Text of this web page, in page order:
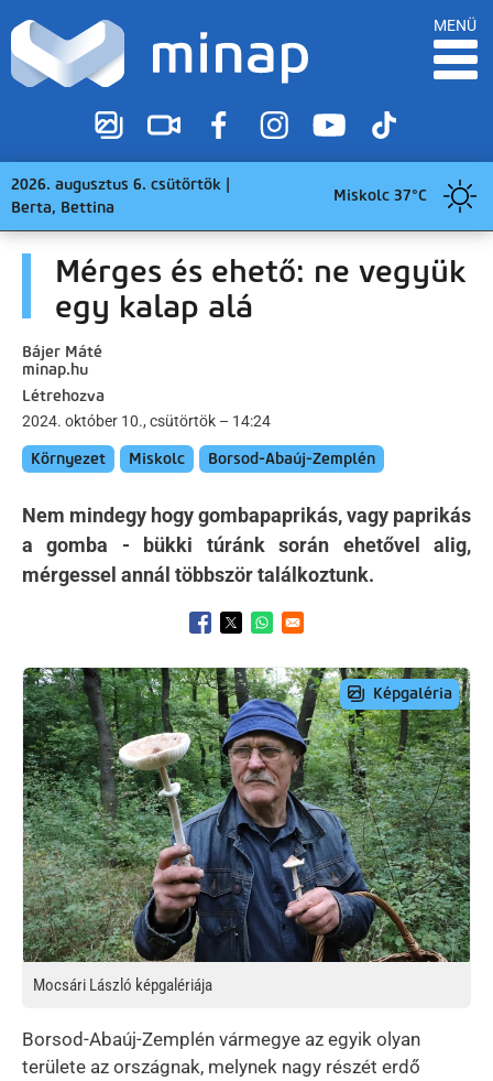
MENÜ
2026. augusztus 6. csütörtök |
Berta, Bettina
Miskolc 37°C
Mérges és ehető: ne vegyük
egy kalap alá
Bájer Máté
minap.hu
Létrehozva
2024. október 10., csütörtök – 14:24
Környezet Miskolc Borsod-Abaúj-Zemplén
Nem mindegy hogy gombapaprikás, vagy paprikás
a gomba - bükki túránk során ehetővel alig,
mérgessel annál többször találkoztunk.
Opens in a new window
Opens in a new window
Opens in a new window
Preview Image
Mocsári László képgalériája
Borsod-Abaúj-Zemplén vármegye az egyik olyan
területe az országnak, melynek nagy részét erdő